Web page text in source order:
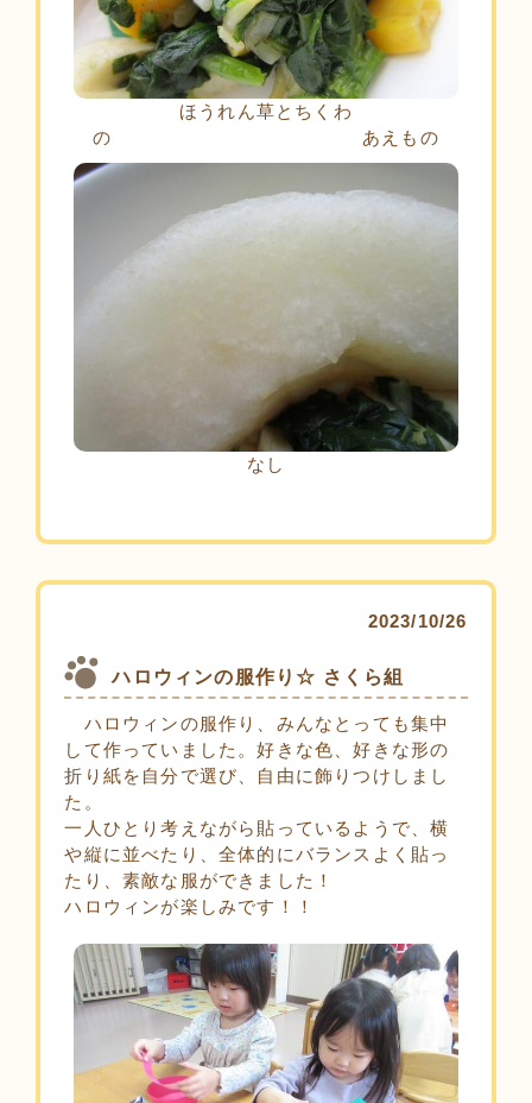
ほうれん草とちくわ
の あえもの
なし
2023/10/26
ハロウィンの服作り☆ さくら組
ハロウィンの服作り、みんなとっても集中
して作っていました。好きな色、好きな形の
折り紙を自分で選び、自由に飾りつけしまし
た。
一人ひとり考えながら貼っているようで、横
や縦に並べたり、全体的にバランスよく貼っ
たり、素敵な服ができました！
ハロウィンが楽しみです！！